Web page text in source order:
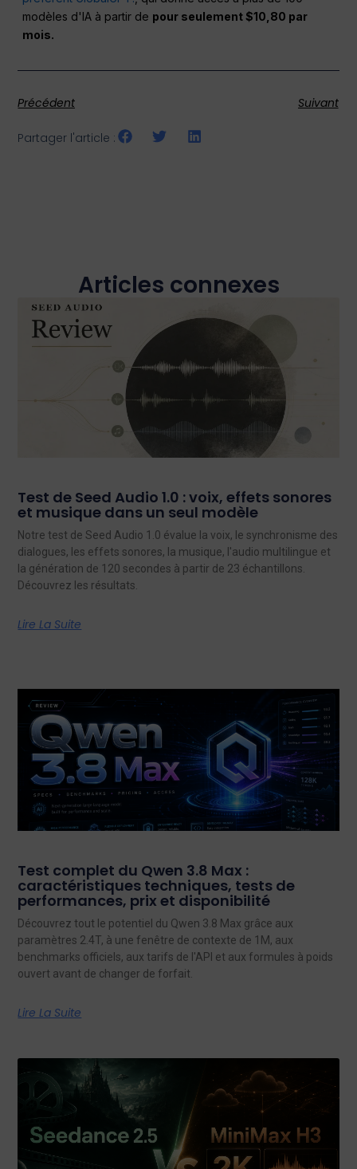
modèles d'IA à partir de pour seulement $10,80 par
mois.
Précédent Suivant
Partager l'article :
Articles connexes
Test de Seed Audio 1.0 : voix, effets sonores
et musique dans un seul modèle
Notre test de Seed Audio 1.0 évalue la voix, le synchronisme des
dialogues, les effets sonores, la musique, l'audio multilingue et
la génération de 120 secondes à partir de 23 échantillons.
Découvrez les résultats.
Lire La Suite
Test complet du Qwen 3.8 Max :
caractéristiques techniques, tests de
performances, prix et disponibilité
Découvrez tout le potentiel du Qwen 3.8 Max grâce aux
paramètres 2.4T, à une fenêtre de contexte de 1M, aux
benchmarks officiels, aux tarifs de l'API et aux formules à poids
ouvert avant de changer de forfait.
Lire La Suite